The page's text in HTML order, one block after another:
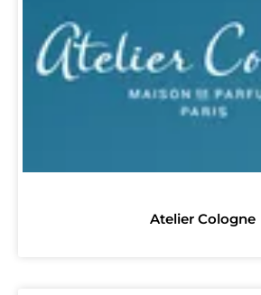
Atelier Cologne